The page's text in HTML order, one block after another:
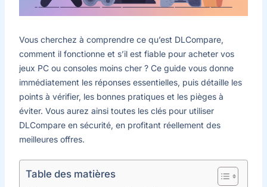
Vous cherchez à comprendre ce qu’est DLCompare,
comment il fonctionne et s’il est fiable pour acheter vos
jeux PC ou consoles moins cher ? Ce guide vous donne
immédiatement les réponses essentielles, puis détaille les
points à vérifier, les bonnes pratiques et les pièges à
éviter. Vous aurez ainsi toutes les clés pour utiliser
DLCompare en sécurité, en profitant réellement des
meilleures offres.
Table des matières